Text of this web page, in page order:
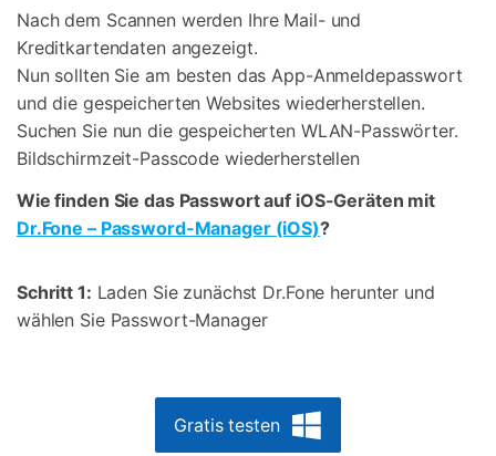
Nach dem Scannen werden Ihre Mail- und
Kreditkartendaten angezeigt.
Nun sollten Sie am besten das App-Anmeldepasswort
und die gespeicherten Websites wiederherstellen.
Suchen Sie nun die gespeicherten WLAN-Passwörter.
Bildschirmzeit-Passcode wiederherstellen
Wie finden Sie das Passwort auf iOS-Geräten mit
Dr.Fone – Password-Manager (iOS)?
Schritt 1: Laden Sie zunächst Dr.Fone herunter und
wählen Sie Passwort-Manager
Gratis testen